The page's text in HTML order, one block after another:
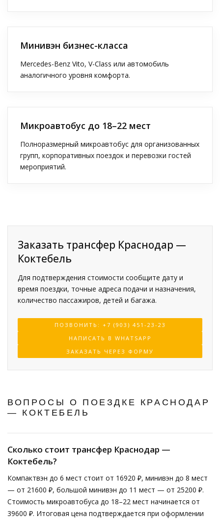
Минивэн бизнес-класса
Mercedes-Benz Vito, V-Class или автомобиль
аналогичного уровня комфорта.
Микроавтобус до 18–22 мест
Полноразмерный микроавтобус для организованных
групп, корпоративных поездок и перевозки гостей
мероприятий.
Заказать трансфер Краснодар —
Коктебель
Для подтверждения стоимости сообщите дату и
время поездки, точные адреса подачи и назначения,
количество пассажиров, детей и багажа.
ПОЗВОНИТЬ: +7 (903) 451-23-23
НАПИСАТЬ В WHATSAPP
ЗАКАЗАТЬ ЧЕРЕЗ ФОРМУ
ВОПРОСЫ О ПОЕЗДКЕ КРАСНОДАР
— КОКТЕБЕЛЬ
Сколько стоит трансфер Краснодар —
Коктебель?
Компактвэн до 6 мест стоит от 16920 ₽, минивэн до 8 мест
— от 21600 ₽, большой минивэн до 11 мест — от 25200 ₽.
Стоимость микроавтобуса до 18–22 мест начинается от
39600 ₽. Итоговая цена подтверждается при оформлении